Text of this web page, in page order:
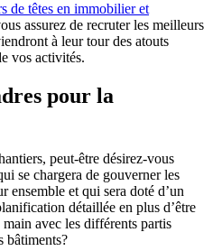
de têtes en immobilier et
assurez de recruter les meilleurs
à leur tour des atouts
vos activités.
pour la
peut-être désirez-vous
se chargera de gouverner les
ensemble et qui sera doté d’un
détaillée en plus d’être
avec les différents partis
bâtiments?